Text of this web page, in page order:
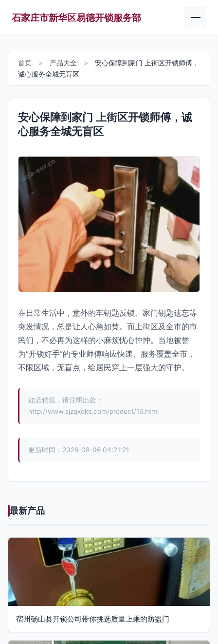
石家庄市新华区易德开锁服务部
首页 > 产品大全 >
安心保障到家门 上街区开锁师傅，
诚心服务全城无盲区
安心保障到家门 上街区开锁师傅，诚
心服务全城无盲区
在日常生活中，意外的车钥匙反锁、家门钥匙遗忘等
突发情况，总是让人心急如焚。而上街区及全市的市
民们，不必再为这样的小麻烦忧心忡忡。当地被誉
为“开锁好手”的专业师傅响应快速、服务覆盖全市，
不限区域，无盲点，给居民穿上一层强大的守护。
如若转载，请注明出处：
http://www.sjzqxqks.com/product/16.html
更新时间：2026-08-06 04:21:21
最新产品
宿州砀山县开锁公司带你挑选质量上乘的防盗门